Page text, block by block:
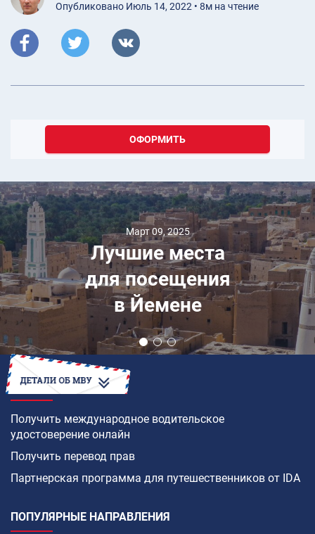
Опубликовано Июль 14, 2022 • 8м на чтение
ОФОРМИТЬ
Март 09, 2025
Лучшие места
для посещения
в Йемене
КАК
Получить международное водительское
удостоверение онлайн
Получить перевод прав
Партнерская программа для путешественников от IDA
ПОПУЛЯРНЫЕ НАПРАВЛЕНИЯ